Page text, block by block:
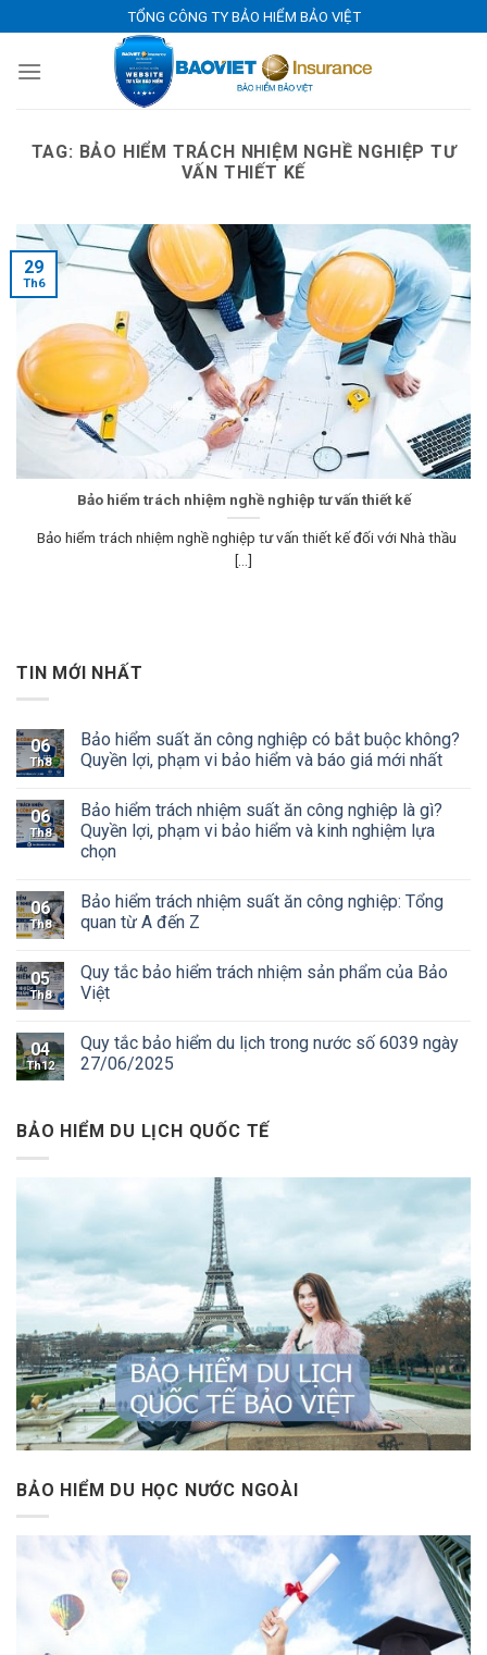
to
content
TỔNG CÔNG TY BẢO HIỂM BẢO VIỆT
TAG: BẢO HIỂM TRÁCH NHIỆM NGHỀ NGHIỆP TƯ
VẤN THIẾT KẾ
Bảo hiểm trách nhiệm nghề nghiệp tư vấn thiết kế
Bảo hiểm trách nhiệm nghề nghiệp tư vấn thiết kế đối với Nhà thầu
[...]
29
Th6
TIN MỚI NHẤT
06
Th8
Bảo hiểm suất ăn công nghiệp có bắt buộc không?
Quyền lợi, phạm vi bảo hiểm và báo giá mới nhất
06
Th8
Bảo hiểm trách nhiệm suất ăn công nghiệp là gì?
Quyền lợi, phạm vi bảo hiểm và kinh nghiệm lựa
chọn
06
Th8
Bảo hiểm trách nhiệm suất ăn công nghiệp: Tổng
quan từ A đến Z
05
Th8
Quy tắc bảo hiểm trách nhiệm sản phẩm của Bảo
Việt
04
Th12
Quy tắc bảo hiểm du lịch trong nước số 6039 ngày
27/06/2025
BẢO HIỂM DU LỊCH QUỐC TẾ
BẢO HIỂM DU HỌC NƯỚC NGOÀI